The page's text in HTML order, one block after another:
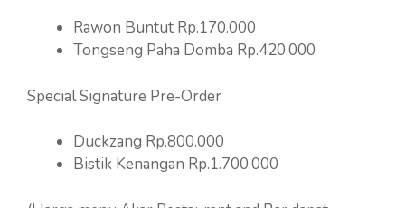
Rawon Buntut Rp.170.000
Tongseng Paha Domba Rp.420.000
Special Signature Pre-Order
Duckzang Rp.800.000
Bistik Kenangan Rp.1.700.000